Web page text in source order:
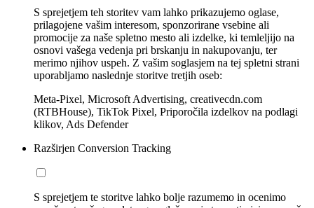
S sprejetjem teh storitev vam lahko prikazujemo oglase,
prilagojene vašim interesom, sponzorirane vsebine ali
promocije za naše spletno mesto ali izdelke, ki temleljijo na
osnovi vašega vedenja pri brskanju in nakupovanju, ter
merimo njihov uspeh. Z vašim soglasjem na tej spletni strani
uporabljamo naslednje storitve tretjih oseb:
Meta-Pixel, Microsoft Advertising, creativecdn.com
(RTBHouse), TikTok Pixel, Priporočila izdelkov na podlagi
klikov, Ads Defender
Razširjen Conversion Tracking
S sprejetjem te storitve lahko bolje razumemo in ocenimo